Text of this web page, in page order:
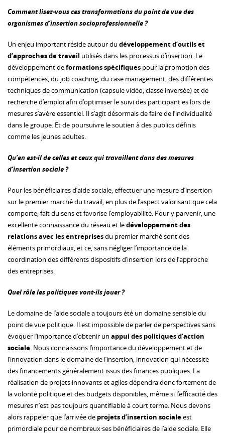
Comment lisez-vous ces transformations du point de vue des
organismes d’insertion socioprofessionnelle ?
Un enjeu important réside autour du développement d’outilset
d’approches de travail utilisés dans les processus d’insertion. Le
développement deformations spécifiques pour la promotion des
compétences, du job coaching, du case management, des différentes
techniques de communication (capsule vidéo, classe inversée) et de
recherche d’emploi afin d’optimiser le suivi des participant·es lors de
mesures s’avère essentiel. Il s’agit désormais de faire de l’individualité
dans le groupe. Et de poursuivre le soutien à des publics définis
comme les jeunes adultes.
Qu’en est-il de celles et ceux qui travaillent dans des mesures
d’insertion sociale ?
Pour les bénéficiaires d’aide sociale, effectuer une mesure d’insertion
sur le premier marché du travail, en plus de l’aspect valorisant que cela
comporte, fait du sens et favorise l’employabilité. Pour y parvenir, une
excellente connaissance du réseau et ledéveloppement des
relations avec les entreprisesdu premier marché sont des
éléments primordiaux, et ce, sans négliger l’importance de la
coordination des différents dispositifs d’insertion lors de l’approche
des entreprises.
Quel rôle les politiques vont-ils jouer ?
Le domaine de l’aide sociale a toujours été un domaine sensible du
point de vue politique. Il est impossible de parler de perspectives sans
évoquer l’importance d’obtenir un appui des politiques d’action
sociale. Nous connaissons l’importance du développement et de
l’innovation dans le domaine de l’insertion, innovation qui nécessite
des financements généralement issus des finances publiques. La
réalisation de projets innovants et agiles dépendra donc fortement de
la volonté politique et des budgets disponibles, même si l’efficacité des
mesures n’est pas toujours quantifiable à court terme. Nous devons
alors rappeler que l’arrivée de projets d’insertion socialeest
primordiale pour de nombreux·ses bénéficiaires de l’aide sociale. Elle